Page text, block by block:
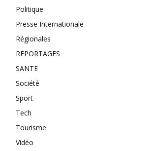
Politique
Presse Internationale
Régionales
REPORTAGES
SANTE
Société
Sport
Tech
Tourisme
Vidéo